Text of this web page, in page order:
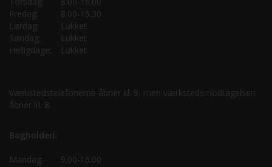
Fredag:
8.00-15.30
Lørdag:
Lukket
Søndag:
Lukket
Helligdage:
Lukket
Værkstedstelefonerne åbner kl. 9, men værkstedsmodtagelsen
åbner kl. 8.
Bogholderi:
Mandag:
9.00-16.00